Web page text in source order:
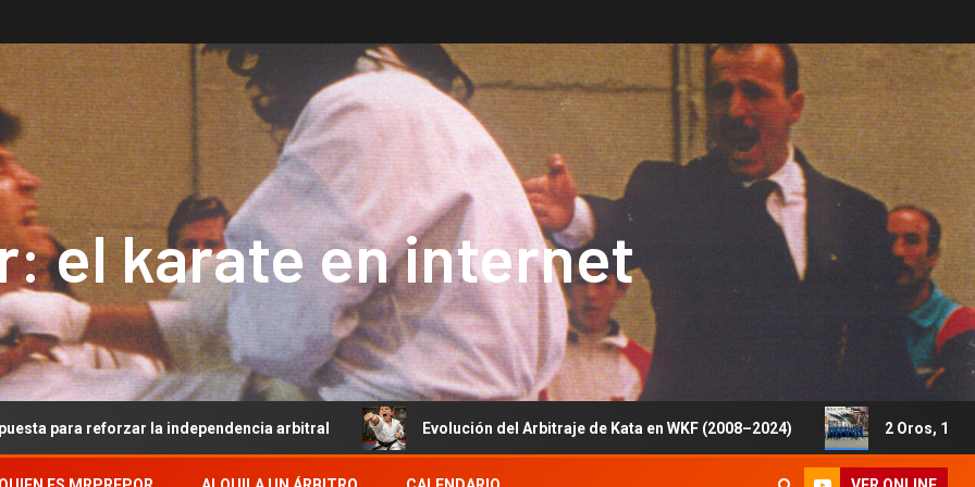
el karate en internet
la independencia arbitral Evolución del Arbitraje de Kata en WKF (2008–2024) 2 Oros, 1 Plata y 5 Bronces